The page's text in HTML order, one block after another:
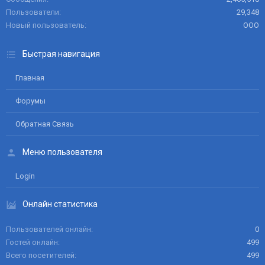
Пользователи
29,348
Новый пользователь
ООО
Быстрая навигация
Главная
Форумы
Обратная Связь
Меню пользователя
Login
Онлайн статистика
Пользователей онлайн
0
Гостей онлайн
499
Всего посетителей
499